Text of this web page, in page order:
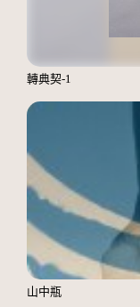
轉典契-1
山中瓶